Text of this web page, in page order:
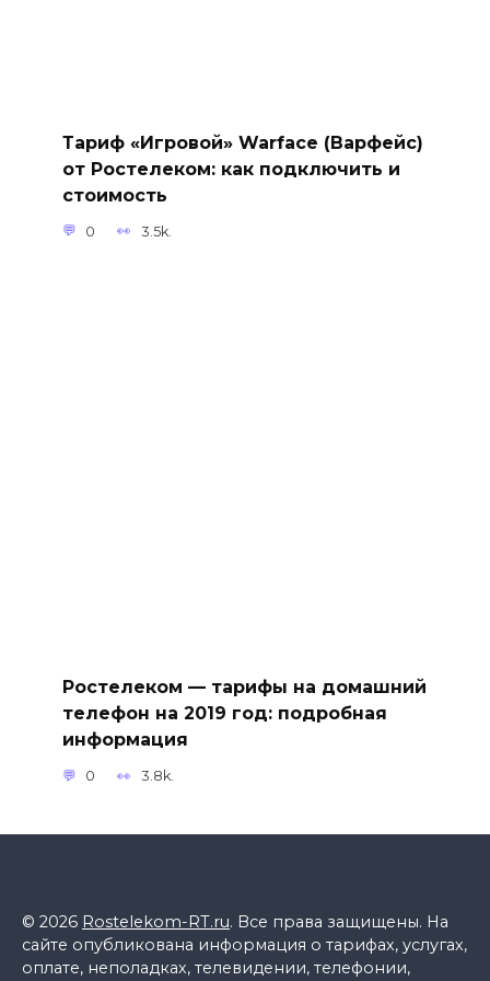
Тариф «Игровой» Warface (Варфейс)
от Ростелеком: как подключить и
стоимость
0 3.5k.
Ростелеком — тарифы на домашний
телефон на 2019 год: подробная
информация
0 3.8k.
© 2026 Rostelekom-RT.ru. Все права защищены. На
сайте опубликована информация о тарифах, услугах,
оплате, неполадках, телевидении, телефонии,